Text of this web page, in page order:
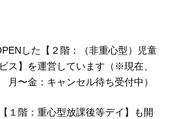
した【２階：（非重心型）児童
ス】を運営しています（※現在、
〜金：キャンセル待ち受付中）
１階：重心型放課後等デイ】も開